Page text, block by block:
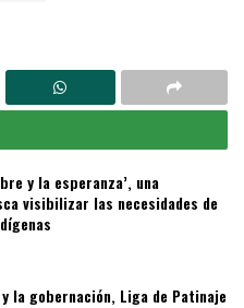
y la esperanza’, una
visibilizar las necesidades de
y la gobernación, Liga de Patinaje